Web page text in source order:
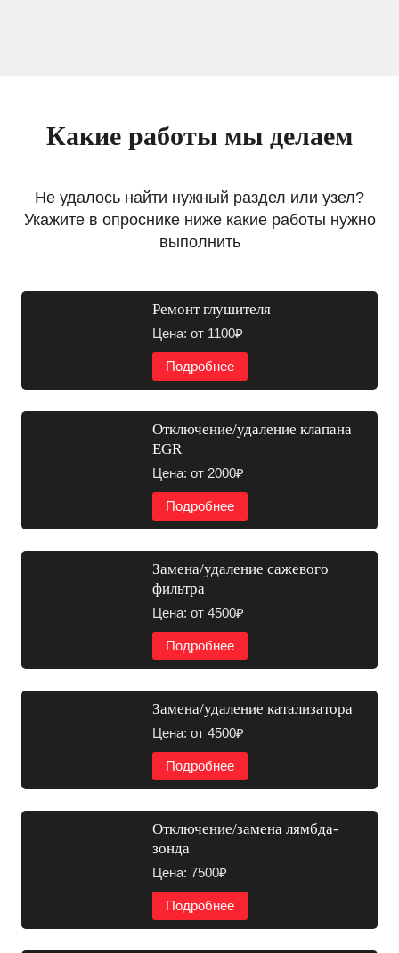
Какие работы мы делаем
Не удалось найти нужный раздел или узел?
Укажите в опроснике ниже какие работы нужно
выполнить
Ремонт глушителя
Цена: от 1100₽
Подробнее
Отключение/удаление клапана
EGR
Цена: от 2000₽
Подробнее
Замена/удаление сажевого
фильтра
Цена: от 4500₽
Подробнее
Замена/удаление катализатора
Цена: от 4500₽
Подробнее
Отключение/замена лямбда-
зонда
Цена: 7500₽
Подробнее